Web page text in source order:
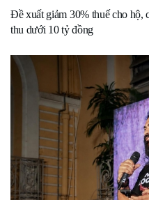
Đề xuất giảm 30% thuế cho hộ,
thu dưới 10 tỷ đồng